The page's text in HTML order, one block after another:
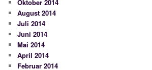
Oktober 2014
August 2014
Juli 2014
Juni 2014
Mai 2014
April 2014
Februar 2014